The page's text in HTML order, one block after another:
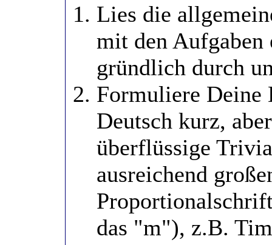
Lies die
mit den Aufgaben
gründlich durch
Formuliere Deine
Deutsch kurz,
überflüssige
ausreichend
das "m"), z.B.